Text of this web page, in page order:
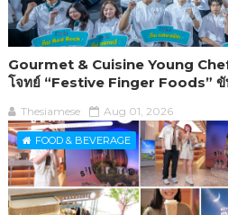
Gourmet & Cuisine Young
โจทย์ “Festive Finger Foods” ขั
Thesiamese Aug 01, 2026
FOOD & BEVERAGE